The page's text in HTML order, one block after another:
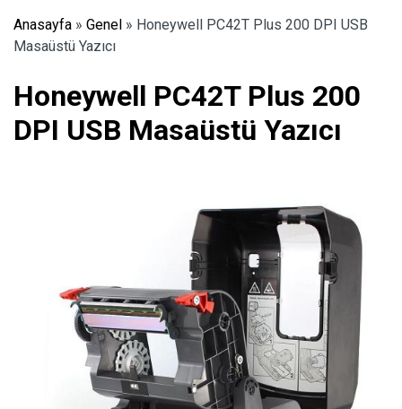
Anasayfa » Genel » Honeywell PC42T Plus 200 DPI USB
Masaüstü Yazıcı
Honeywell PC42T Plus 200
DPI USB Masaüstü Yazıcı